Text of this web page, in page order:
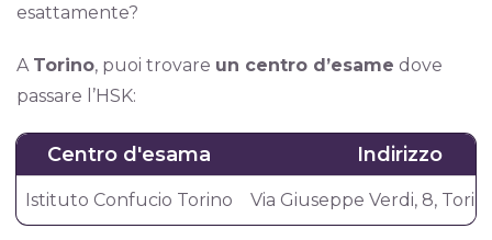
esattamente?
A Torino, puoi trovare un centro d’esame dove
passare l’HSK:
Centro d'esama Indirizzo
Istituto Confucio Torino Via Giuseppe Verdi, 8,